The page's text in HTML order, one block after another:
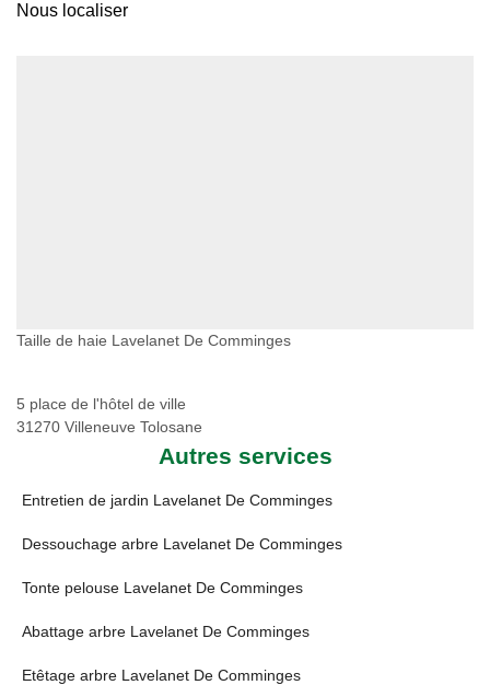
Nous localiser
Taille de haie Lavelanet De Comminges
5 place de l'hôtel de ville
31270 Villeneuve Tolosane
Autres services
Entretien de jardin Lavelanet De Comminges
Dessouchage arbre Lavelanet De Comminges
Tonte pelouse Lavelanet De Comminges
Abattage arbre Lavelanet De Comminges
Etêtage arbre Lavelanet De Comminges